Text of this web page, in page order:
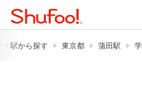
・駅から探す 東京都 蒲田駅